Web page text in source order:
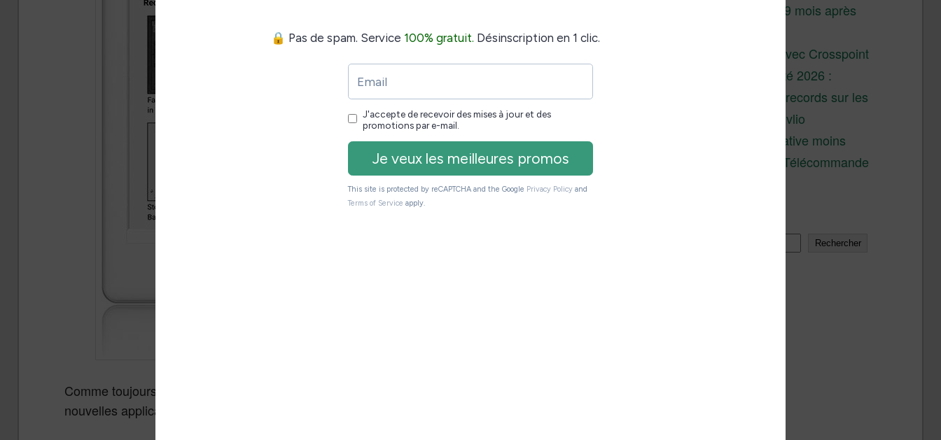
Comme toujours avec ce type de liseuse, on a système Android qui doit permettre l’installation de
nouvelles applications de lecture pour tablette.
un succès 9 mois après
XTEINK X4 : test avec Crosspoint
Soldes d’été 2026 :
réductions records sur les
liseuses Kobo et Vivlio
Une alternative moins
chère à la Télécommande
Rechercher